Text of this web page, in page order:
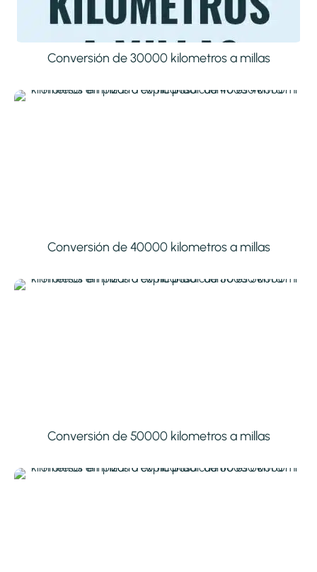
Conversión de 30000 kilometros a millas
Conversión de 40000 kilometros a millas
Conversión de 50000 kilometros a millas